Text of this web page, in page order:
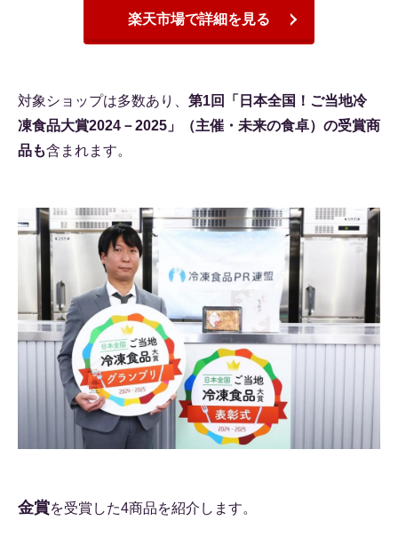
楽天市場で詳細を見る
対象ショップは多数あり、 第1回「日本全国！ご当地冷
凍食品大賞2024－2025」（主催・未来の食卓）の受賞商
品も含まれます。
金賞を受賞した4商品を紹介します。